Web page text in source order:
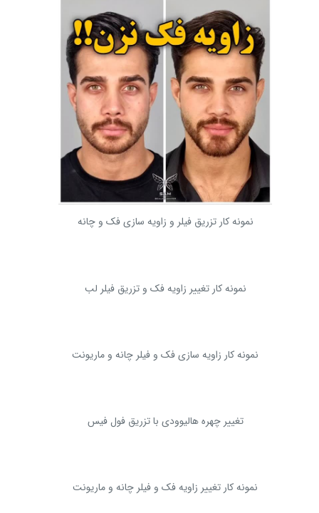
نمونه کار تزریق فیلر و زاویه سازی فک و چانه
نمونه کار تغییر زاویه فک و تزریق فیلر لب
نمونه کار زاویه سازی فک و فیلر چانه و ماریونت
تغییر چهره هالیوودی با تزریق فول فیس
نمونه کار تغییر زاویه فک و فیلر چانه و ماریونت